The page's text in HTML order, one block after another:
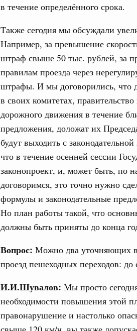
в течение определённого срока.
Также сегодня мы обсуждали
Например, за превышение
штраф свыше 50 тыс. рублей, за
правилам проезда через
штрафы. И мы договорились, что
в своих комитетах,
дорожного движения в течение
предложения, доложат их
будут выходить с
что в течение осенней сессии
законопроект, и, может быть, по
договоримся, это точно нужно
формулы и законодательные
Но план работы такой, что
должны быть приняты до конца
Вопрос: Можно два уточняющих
проезд пешеходных переходов:
И.И.Шувалов: Мы просто
необходимости повышения этой
правонарушение и настолько